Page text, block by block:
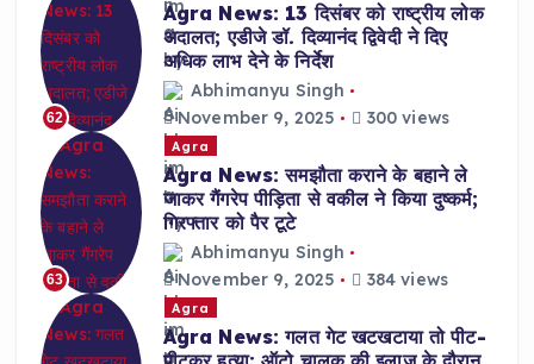
62
Agra News: 13 दिसंबर को राष्ट्रीय लोक
अदालत; एडीजे डॉ. दिव्यानंद द्विवेदी ने दिए
अधिक लाभ देने के निर्देश
Abhimanyu Singh
November 9, 2025
300 views
63
Agra
Agra News: समझौता कराने के बहाने ले
जाकर गैंगरेप पीड़िता से वकील ने किया दुष्कर्म;
गिरफ्तार को पैर टूटे
Abhimanyu Singh
November 9, 2025
384 views
Agra
Agra News: गलत गेट खटखटाया तो पीट-